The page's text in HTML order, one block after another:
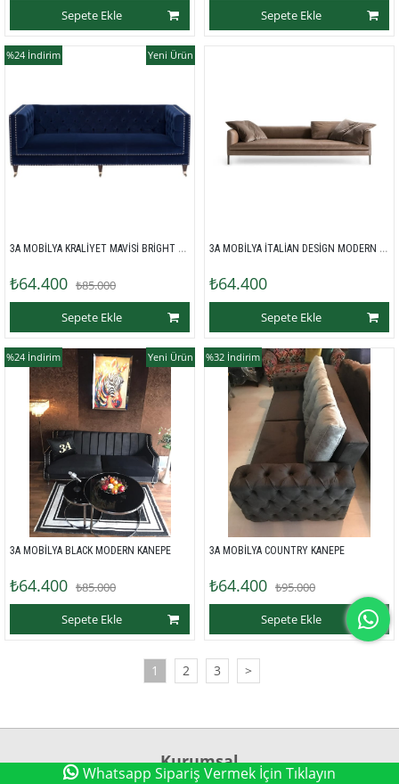
Sepete Ekle
Sepete Ekle
3A MOBİLYA KRALİYET MAVİSİ BRİGHT KANEPE
₺64.400 ₺85.000
Sepete Ekle
%24 İndirim Yeni Ürün
3A MOBİLYA İTALİAN DESİGN MODERN KANEPE
₺64.400
Sepete Ekle
3A MOBİLYA BLACK MODERN KANEPE
₺64.400 ₺85.000
Sepete Ekle
%24 İndirim Yeni Ürün
3A MOBİLYA COUNTRY KANEPE
₺64.400 ₺95.000
Sepete Ekle
%32 İndirim
1 2 3 >
Kurumsal
Whatsapp Sipariş Vermek İçin Tıklayın